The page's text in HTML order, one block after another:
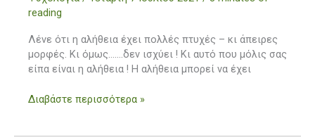
reading
Λένε ότι η αλήθεια έχει πολλές πτυχές – κι άπειρες
μορφές. Κι όμως…….δεν ισχύει ! Κι αυτό που μόλις σας
είπα είναι η αλήθεια ! Η αλήθεια μπορεί να έχει
καλύτερους
εμάς
Διαβάστε περισσότερα »